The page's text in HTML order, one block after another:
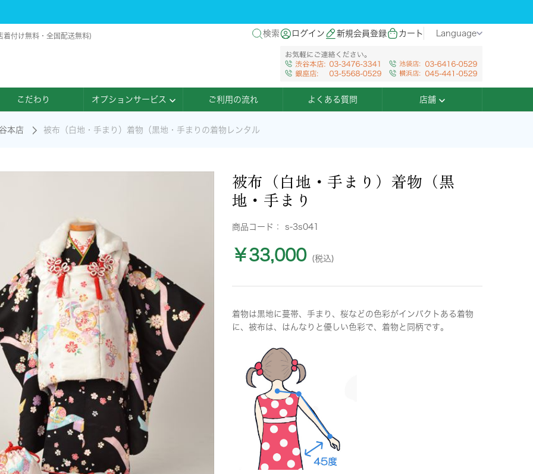
付け無料・全国配送無料) 検索 ログイン 新規会員登録 カート Language
こだわり オプションサービス ご利用の流れ よくある質問 店舗
本店 被布（白地・手まり）着物（黒地・手まりの着物レンタル
被布（白地・手まり）着物（黒
地・手まり
商品コード： s-3s041
￥33,000 (税込)
着物は黒地に蔓帯、手まり、桜などの色彩がインパクトある着物
に、被布は、はんなりと優しい色彩で、着物と同柄です。